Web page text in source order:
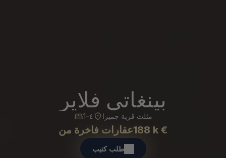
بينغاتي فلاير
1-٤ مثلث قرية جميرا
عقارات فاخرة من188 k €
طلب كتيب